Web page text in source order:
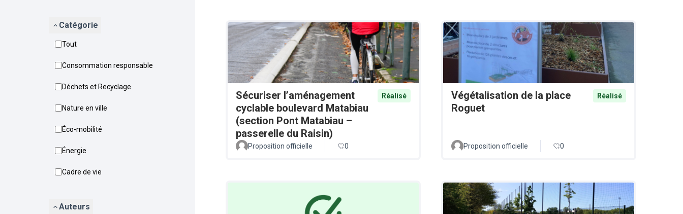
Catégorie
Tout
Consommation responsable
Déchets et Recyclage
Nature en ville
Éco-mobilité
Énergie
Cadre de vie
Auteurs
Sécuriser l’aménagement
cyclable boulevard Matabiau
(section Pont Matabiau –
passerelle du Raisin)
Réalisé
Proposition officielle 0
Végétalisation de la place
Roguet
Réalisé
Proposition officielle 0